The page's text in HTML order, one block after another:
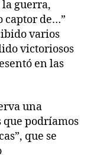
guerra,
captor de…”
varios
victoriosos
en las
una
podríamos
que se